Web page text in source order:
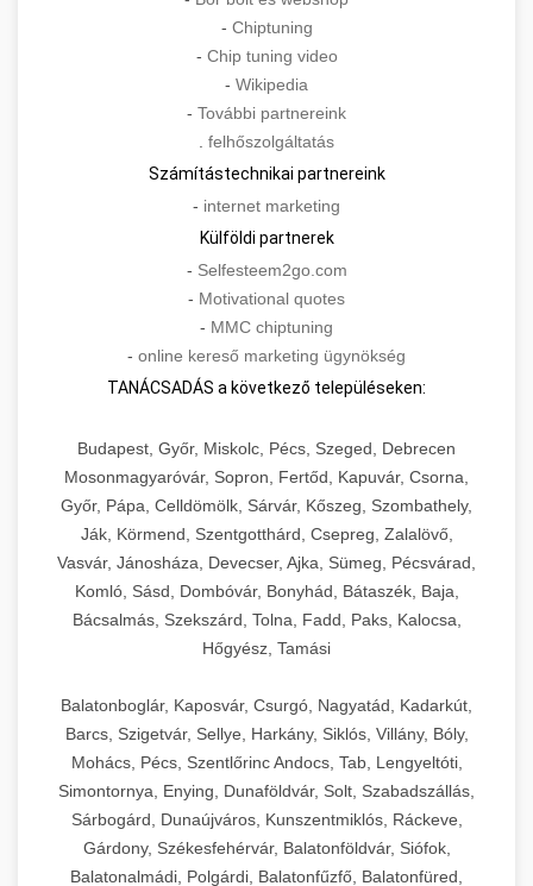
- Chiptuning
- Chip tuning video
- Wikipedia
- További partnereink
. felhőszolgáltatás
Számítástechnikai partnereink
- internet marketing
Külföldi partnerek
- Selfesteem2go.com
- Motivational quotes
- MMC chiptuning
- online kereső marketing ügynökség
TANÁCSADÁS a következő településeken:
Budapest, Győr, Miskolc, Pécs, Szeged, Debrecen
Mosonmagyaróvár, Sopron, Fertőd, Kapuvár, Csorna,
Győr, Pápa, Celldömölk, Sárvár, Kőszeg, Szombathely,
Ják, Körmend, Szentgotthárd, Csepreg, Zalalövő,
Vasvár, Jánosháza, Devecser, Ajka, Sümeg, Pécsvárad,
Komló, Sásd, Dombóvár, Bonyhád, Bátaszék, Baja,
Bácsalmás, Szekszárd, Tolna, Fadd, Paks, Kalocsa,
Hőgyész, Tamási
Balatonboglár, Kaposvár, Csurgó, Nagyatád, Kadarkút,
Barcs, Szigetvár, Sellye, Harkány, Siklós, Villány, Bóly,
Mohács, Pécs, Szentlőrinc Andocs, Tab, Lengyeltóti,
Simontornya, Enying, Dunaföldvár, Solt, Szabadszállás,
Sárbogárd, Dunaújváros, Kunszentmiklós, Ráckeve,
Gárdony, Székesfehérvár, Balatonföldvár, Siófok,
Balatonalmádi, Polgárdi, Balatonfűzfő, Balatonfüred,